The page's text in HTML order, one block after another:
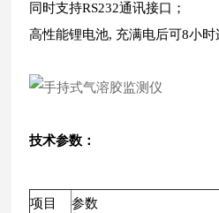
同时支持RS232通讯接口；
高性能锂电池, 充满电后可8小时
技术参数：
项目
参数